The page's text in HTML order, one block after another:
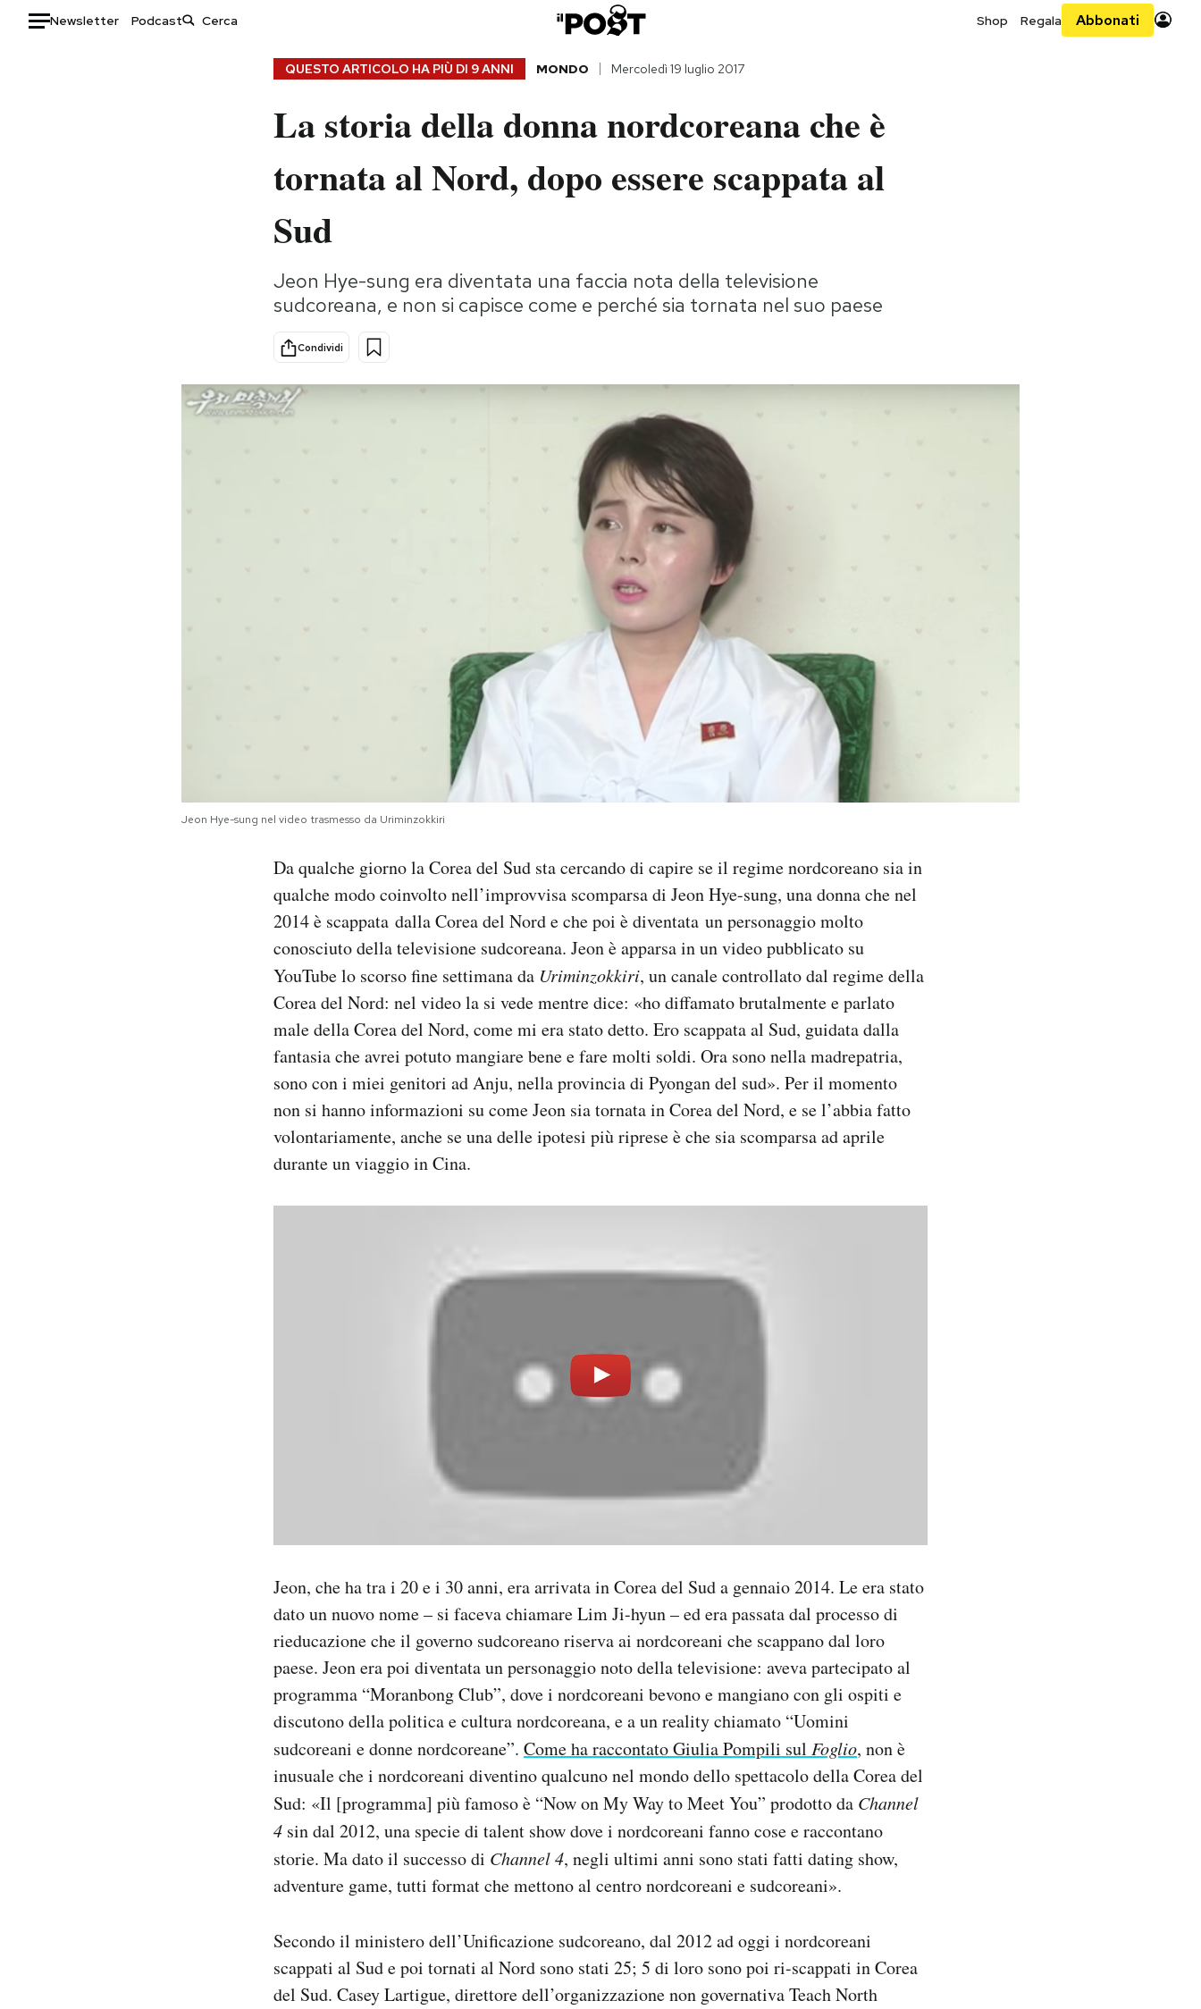
Newsletter Podcast Shop Regala Abbonati
Storie/Idee
Mondiali calcio 2026
QUESTO ARTICOLO HA PIÙ DI 9 ANNI MONDO Mercoledì 19 luglio 2017
La storia della donna nordcoreana che è
tornata al Nord, dopo essere scappata al
Sud
Jeon Hye-sung era diventata una faccia nota della televisione
sudcoreana, e non si capisce come e perché sia tornata nel suo paese
Condividi
Jeon Hye-sung nel video trasmesso da Uriminzokkiri
Da qualche giorno la Corea del Sud sta cercando di capire se il regime nordcoreano sia in
qualche modo coinvolto nell’improvvisa scomparsa di Jeon Hye-sung, una donna che nel
2014 è scappata dalla Corea del Nord e che poi è diventata un personaggio molto
conosciuto della televisione sudcoreana. Jeon è apparsa in un video pubblicato su
YouTube lo scorso fine settimana da Uriminzokkiri, un canale controllato dal regime della
Corea del Nord: nel video la si vede mentre dice: «ho diffamato brutalmente e parlato
male della Corea del Nord, come mi era stato detto. Ero scappata al Sud, guidata dalla
fantasia che avrei potuto mangiare bene e fare molti soldi. Ora sono nella madrepatria,
sono con i miei genitori ad Anju, nella provincia di Pyongan del sud». Per il momento
non si hanno informazioni su come Jeon sia tornata in Corea del Nord, e se l’abbia fatto
volontariamente, anche se una delle ipotesi più riprese è che sia scomparsa ad aprile
durante un viaggio in Cina.
Jeon, che ha tra i 20 e i 30 anni, era arrivata in Corea del Sud a gennaio 2014. Le era stato
dato un nuovo nome – si faceva chiamare Lim Ji-hyun – ed era passata dal processo di
rieducazione che il governo sudcoreano riserva ai nordcoreani che scappano dal loro
paese. Jeon era poi diventata un personaggio noto della televisione: aveva partecipato al
programma “Moranbong Club”, dove i nordcoreani bevono e mangiano con gli ospiti e
discutono della politica e cultura nordcoreana, e a un reality chiamato “Uomini
sudcoreani e donne nordcoreane”. Come ha raccontato Giulia Pompili sul Foglio, non è
inusuale che i nordcoreani diventino qualcuno nel mondo dello spettacolo della Corea del
Sud: «Il [programma] più famoso è “Now on My Way to Meet You” prodotto da Channel
4 sin dal 2012, una specie di talent show dove i nordcoreani fanno cose e raccontano
storie. Ma dato il successo di Channel 4, negli ultimi anni sono stati fatti dating show,
adventure game, tutti format che mettono al centro nordcoreani e sudcoreani».
Secondo il ministero dell’Unificazione sudcoreano, dal 2012 ad oggi i nordcoreani
scappati al Sud e poi tornati al Nord sono stati 25; 5 di loro sono poi ri-scappati in Corea
del Sud. Casey Lartigue, direttore dell’organizzazione non governativa Teach North